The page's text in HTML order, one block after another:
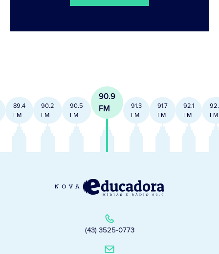
89.4
FM
90.2
FM
90.5
FM
90.9
FM
91.3
FM
91.7
FM
92.1
FM
FM
(43) 3525-0773